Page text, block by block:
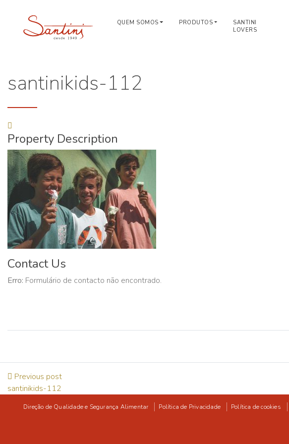
QUEM SOMOS PRODUTOS
SANTINI
LOVERS
santinikids-112
Property Description
Contact Us
Erro: Formulário de contacto não encontrado.
Previous post
santinikids-112
Direção de Qualidade e Segurança Alimentar Política de Privacidade Política de cookies